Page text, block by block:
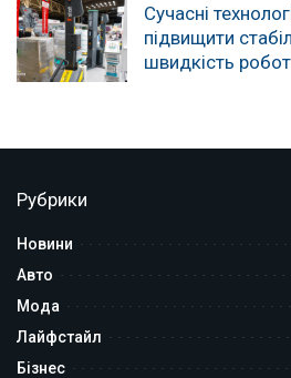
Сучасні
підвищити
швидкість
Рубрики
Новини
Авто
Мода
Лайфстайл
Бізнес